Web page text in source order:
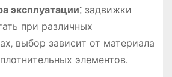
эксплуатации⁚задвижки
при различных
выбор зависит от материала
элементов․